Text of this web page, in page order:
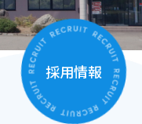
採用情報